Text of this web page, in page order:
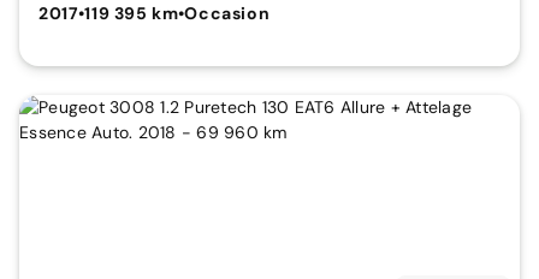
2017•119 395 km•Occasion